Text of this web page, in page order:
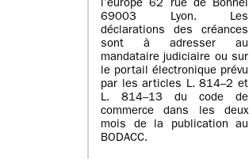
l’europe 62 rue de Bonnel
69003 Lyon. Les
déclarations des créances
sont à adresser au
mandataire judiciaire ou sur
le portail électronique prévu
par les articles L. 814–2 et
L. 814–13 du code de
commerce dans les deux
mois de la publication au
BODACC.